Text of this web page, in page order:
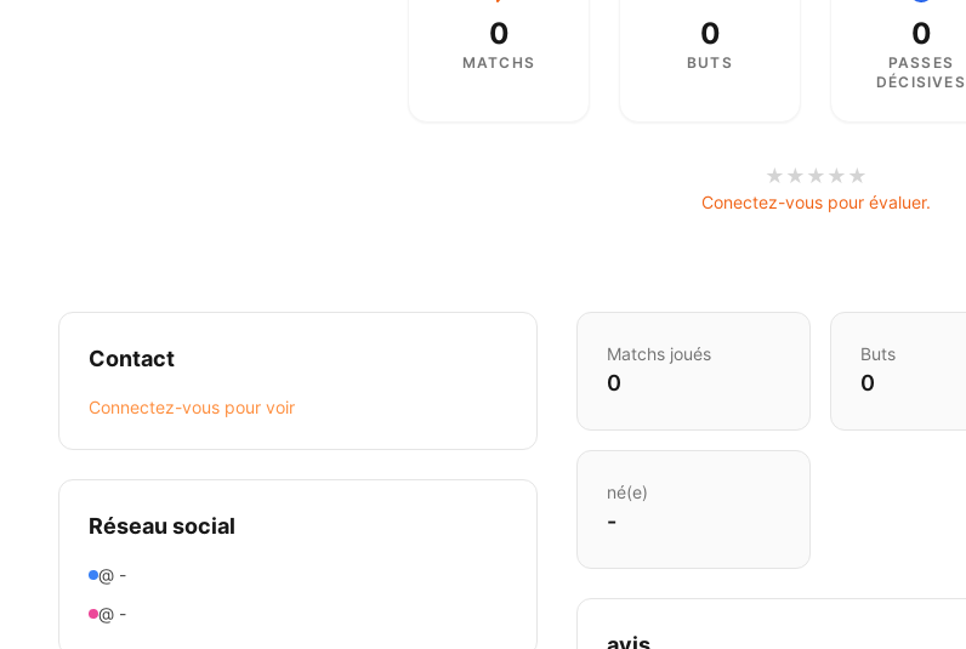
0
MATCHS
0
BUTS
0
PASSES
DÉCISIVES
★ ★ ★ ★ ★
Conectez-vous pour évaluer.
Contact
Connectez-vous pour voir
Réseau social
@ -
@ -
Matchs joués
0
Buts
0
né(e)
-